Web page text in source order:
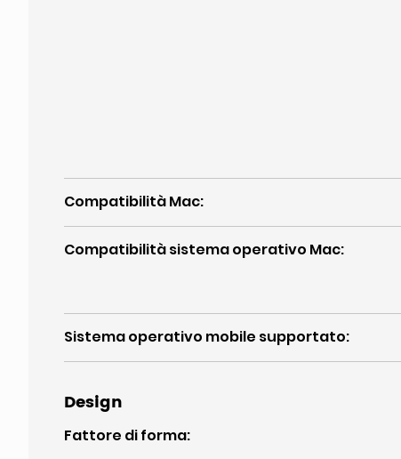
Compatibilità Mac:
Compatibilità sistema operativo Mac:
Sistema operativo mobile supportato:
Design
Fattore di forma: